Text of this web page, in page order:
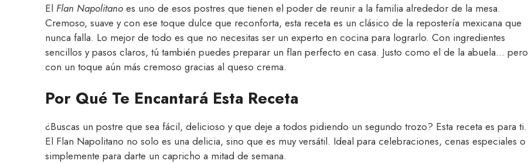
El Flan Napolitano es uno de esos postres que tienen el poder de reunir a la familia alrededor de la mesa.
Cremoso, suave y con ese toque dulce que reconforta, esta receta es un clásico de la repostería mexicana que
nunca falla. Lo mejor de todo es que no necesitas ser un experto en cocina para lograrlo. Con ingredientes
sencillos y pasos claros, tú también puedes preparar un flan perfecto en casa. Justo como el de la abuela… pero
con un toque aún más cremoso gracias al queso crema.
Por Qué Te Encantará Esta Receta
¿Buscas un postre que sea fácil, delicioso y que deje a todos pidiendo un segundo trozo? Esta receta es para ti.
El Flan Napolitano no solo es una delicia, sino que es muy versátil. Ideal para celebraciones, cenas especiales o
simplemente para darte un capricho a mitad de semana.